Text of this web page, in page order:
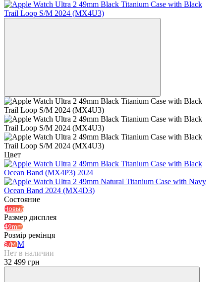
Цвет
Состояние
Новый
Размер дисплея
49mm
Розмір ремінця
S/MM
Нет в наличии
32 499 грн